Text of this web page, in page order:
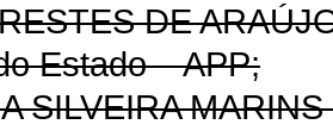
DE
Estado – APP;
SILVEIRA